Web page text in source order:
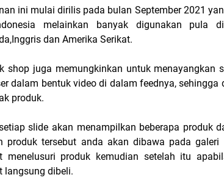
ini mulai dirilis pada bulan September 2021
melainkan banyak digunakan pula
dan Amerika Serikat.
shop juga memungkinkan untuk menayangkan
dalam bentuk video di dalam feednya, sehingga
produk.
slide akan menampilkan beberapa produk
produk tersebut anda akan dibawa pada galeri
menelusuri produk kemudian setelah itu
langsung dibeli.